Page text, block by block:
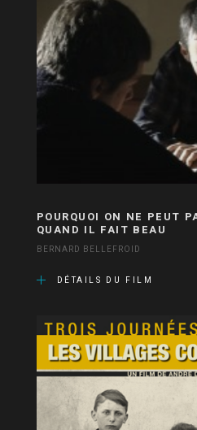
POURQUOI ON NE PEUT
QUAND IL FAIT BEAU
BERNARD BELLEFROID
DÉTAILS DU FILM